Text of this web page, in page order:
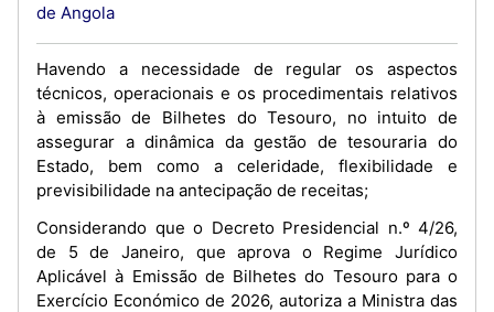
de Angola
Havendo a necessidade de regular os aspectos
técnicos, operacionais e os procedimentais relativos
à emissão de Bilhetes do Tesouro, no intuito de
assegurar a dinâmica da gestão de tesouraria do
Estado, bem como a celeridade, flexibilidade e
previsibilidade na antecipação de receitas;
Considerando que o Decreto Presidencial n.º 4/26,
de 5 de Janeiro, que aprova o Regime Jurídico
Aplicável à Emissão de Bilhetes do Tesouro para o
Exercício Económico de 2026, autoriza a Ministra das